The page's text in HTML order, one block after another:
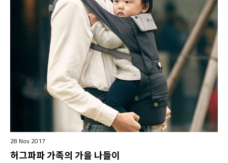
28 Nov 2017
허그파파 가족의 가을 나들이